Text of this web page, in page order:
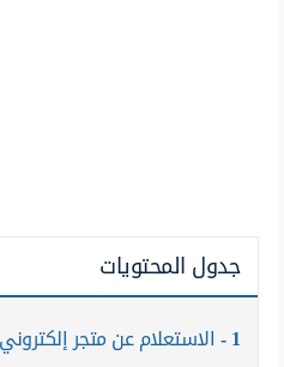
جدول المحتويات
1 الاستعلام عن متجر